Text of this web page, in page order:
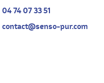
04 74 07 33 51
contact@senso-pur.com